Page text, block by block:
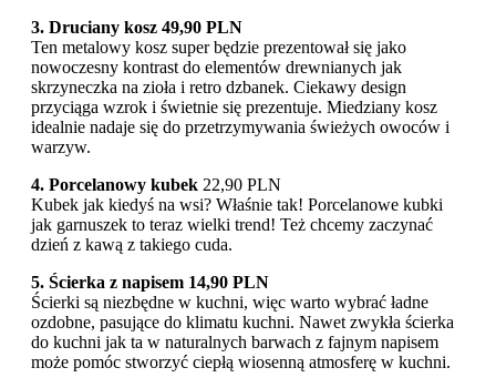
3. Druciany kosz 49,90 PLN
Ten metalowy kosz super będzie prezentował się jako
nowoczesny kontrast do elementów drewnianych jak
skrzyneczka na zioła i retro dzbanek. Ciekawy design
przyciąga wzrok i świetnie się prezentuje. Miedziany kosz
idealnie nadaje się do przetrzymywania świeżych owoców i
warzyw.
4. Porcelanowy kubek 22,90 PLN
Kubek jak kiedyś na wsi? Właśnie tak! Porcelanowe kubki
jak garnuszek to teraz wielki trend! Też chcemy zaczynać
dzień z kawą z takiego cuda.
5. Ścierka z napisem 14,90 PLN
Ścierki są niezbędne w kuchni, więc warto wybrać ładne
ozdobne, pasujące do klimatu kuchni. Nawet zwykła ścierka
do kuchni jak ta w naturalnych barwach z fajnym napisem
może pomóc stworzyć ciepłą wiosenną atmosferę w kuchni.